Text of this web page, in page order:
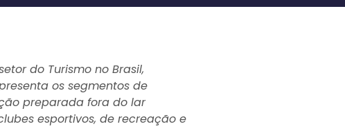
do Turismo no Brasil,
os segmentos de
preparada fora do lar
esportivos, de recreação e